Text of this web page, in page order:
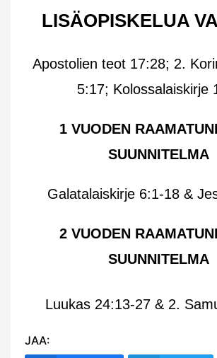
LISÄOPISKELUA
Apostolien teot 17:28; 2.
5:17; Kolossalaiskirje
1 VUODEN
SUUNNITELMA
Galatalaiskirje 6:1-18 &
2 VUODEN
SUUNNITELMA
Luukas 24:13-27 & 2.
JAA: